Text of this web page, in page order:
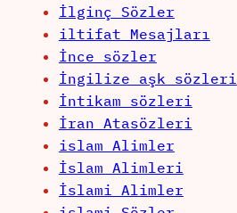
İlginç Sözler
iltifat Mesajları
İnce sözler
İngilize aşk sözleri
İntikam sözleri
İran Atasözleri
islam Alimler
İslam Alimleri
İslami Alimler